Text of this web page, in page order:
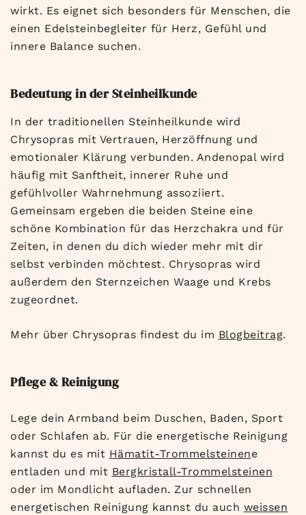
wirkt. Es eignet sich besonders für Menschen, die
einen Edelsteinbegleiter für Herz, Gefühl und
innere Balance suchen.
Bedeutung in der Steinheilkunde
In der traditionellen Steinheilkunde wird
Chrysopras mit Vertrauen, Herzöffnung und
emotionaler Klärung verbunden. Andenopal wird
häufig mit Sanftheit, innerer Ruhe und
gefühlvoller Wahrnehmung assoziiert.
Gemeinsam ergeben die beiden Steine eine
schöne Kombination für das Herzchakra und für
Zeiten, in denen du dich wieder mehr mit dir
selbst verbinden möchtest. Chrysopras wird
außerdem den Sternzeichen Waage und Krebs
zugeordnet.
Mehr über Chrysopras findest du im Blogbeitrag.
Pflege & Reinigung
Lege dein Armband beim Duschen, Baden, Sport
oder Schlafen ab. Für die energetische Reinigung
kannst du es mit Hämatit-Trommelsteinene
entladen und mit Bergkristall-Trommelsteinen
oder im Mondlicht aufladen. Zur schnellen
energetischen Reinigung kannst du auch weissen